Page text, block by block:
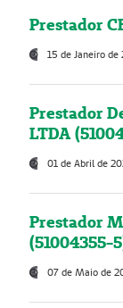
Prestador
15 de Janeiro de
Prestador
LTDA
01 de Abril de
Prestador
(51004355-
07 de Maio de